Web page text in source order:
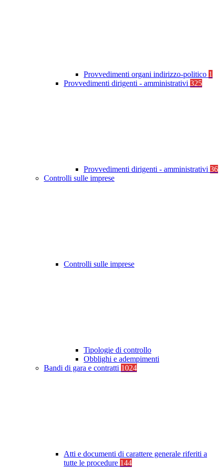
Provvedimenti organi indirizzo-politico 1
Provvedimenti dirigenti - amministrativi 325
Provvedimenti dirigenti - amministrativi 36
Controlli sulle imprese
Controlli sulle imprese
Tipologie di controllo
Obblighi e adempimenti
Bandi di gara e contratti 1024
Atti e documenti di carattere generale riferiti a
tutte le procedure 144